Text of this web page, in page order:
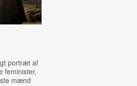
portræt af
feminister,
mænd